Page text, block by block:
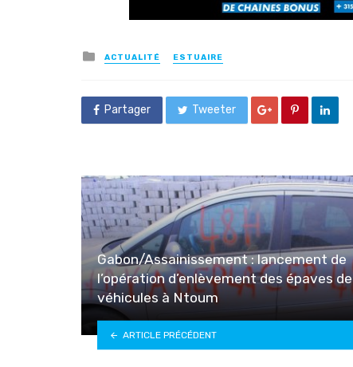
Posted
in
ACTUALITÉ ESTUAIRE
Partager Tweeter
Gabon/Assainissement : lancement de
l’opération d’enlèvement des épaves de
véhicules à Ntoum
ARTICLE PRÉCÉDENT